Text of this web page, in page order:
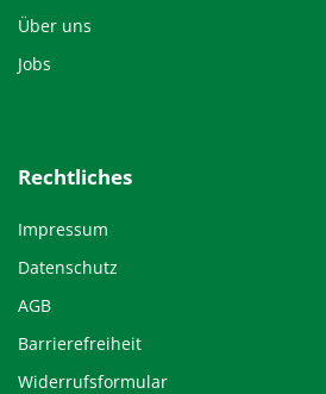
Über uns
Jobs
Rechtliches
Impressum
Datenschutz
AGB
Barrierefreiheit
Widerrufsformular